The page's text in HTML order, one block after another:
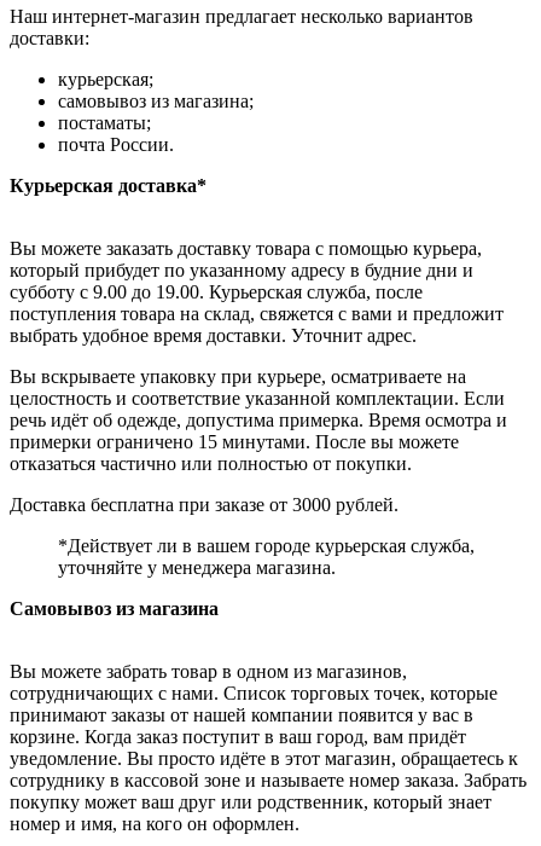
Наш интернет-магазин предлагает несколько вариантов
доставки:
курьерская;
самовывоз из магазина;
постаматы;
почта России.
Курьерская доставка*
Вы можете заказать доставку товара с помощью курьера,
который прибудет по указанному адресу в будние дни и
субботу с 9.00 до 19.00. Курьерская служба, после
поступления товара на склад, свяжется с вами и предложит
выбрать удобное время доставки. Уточнит адрес.
Вы вскрываете упаковку при курьере, осматриваете на
целостность и соответствие указанной комплектации. Если
речь идёт об одежде, допустима примерка. Время осмотра и
примерки ограничено 15 минутами. После вы можете
отказаться частично или полностью от покупки.
Доставка бесплатна при заказе от 3000 рублей.
*Действует ли в вашем городе курьерская служба,
уточняйте у менеджера магазина.
Самовывоз из магазина
Вы можете забрать товар в одном из магазинов,
сотрудничающих с нами. Список торговых точек, которые
принимают заказы от нашей компании появится у вас в
корзине. Когда заказ поступит в ваш город, вам придёт
уведомление. Вы просто идёте в этот магазин, обращаетесь к
сотруднику в кассовой зоне и называете номер заказа. Забрать
покупку может ваш друг или родственник, который знает
номер и имя, на кого он оформлен.